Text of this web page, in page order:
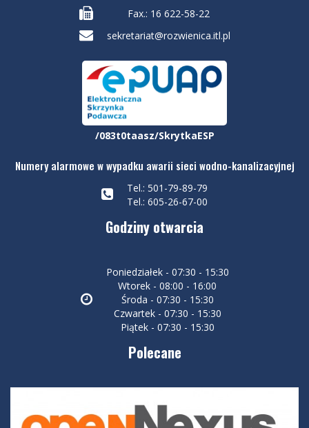
Fax.: 16 622-58-22
sekretariat@rozwienica.itl.pl
/083t0taasz/SkrytkaESP
Numery alarmowe w wypadku awarii sieci wodno-kanalizacyjnej
Tel.: 501-79-89-79
Tel.: 605-26-67-00
Godziny otwarcia
Poniedziałek - 07:30 - 15:30
Wtorek - 08:00 - 16:00
Środa - 07:30 - 15:30
Czwartek - 07:30 - 15:30
Piątek - 07:30 - 15:30
Polecane